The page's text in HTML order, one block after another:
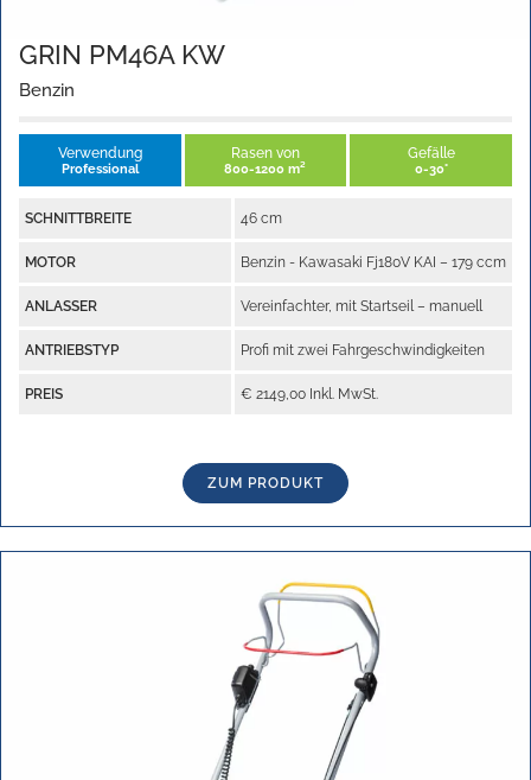
GRIN PM46A KW
Benzin
Verwendung
Professional
Rasen von
800-1200 m²
Gefälle
0-30°
SCHNITTBREITE 46 cm
MOTOR Benzin - Kawasaki Fj180V KAI – 179 ccm
ANLASSER Vereinfachter, mit Startseil – manuell
ANTRIEBSTYP Profi mit zwei Fahrgeschwindigkeiten
PREIS € 2149,00 Inkl. MwSt.
ZUM PRODUKT